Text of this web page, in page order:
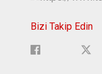
Bizi Takip Edin